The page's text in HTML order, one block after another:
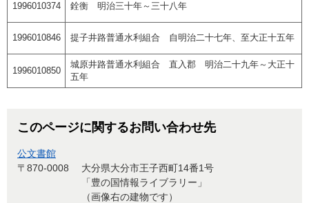
1996010374 銓衡 明治三十年～三十八年
1996010846 提子井路普通水利組合 自明治二十七年、至大正十五年
1996010850
城原井路普通水利組合 直入郡 明治二十九年～大正十
五年
このページに関するお問い合わせ先
公文書館
〒870-0008
大分県大分市王子西町14番1号
「豊の国情報ライブラリー」
（画像右の建物です）